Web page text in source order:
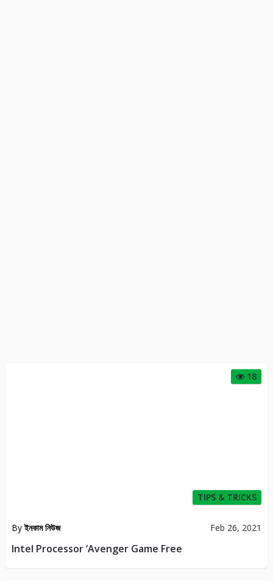
18
TIPS & TRICKS
Byইনকাম নিউজ Feb 26, 2021
Intel Processor ‘Avenger Game Free